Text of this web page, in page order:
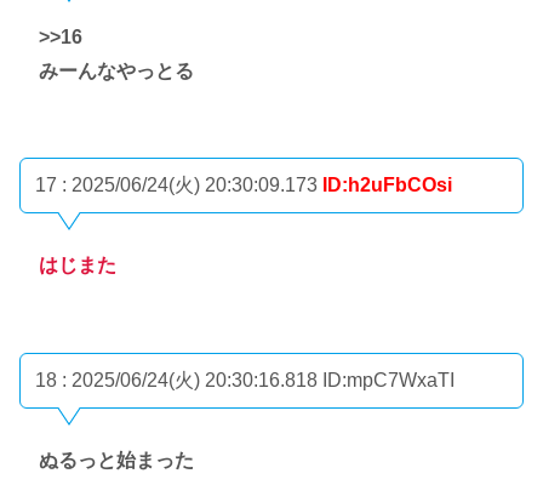
>>16
みーんなやっとる
17 : 2025/06/24(火) 20:30:09.173 ID:h2uFbCOsi
はじまた
18 : 2025/06/24(火) 20:30:16.818 ID:mpC7WxaTI
ぬるっと始まった